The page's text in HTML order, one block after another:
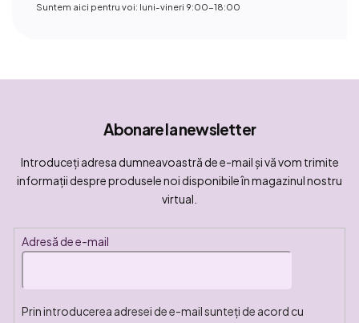
Suntem aici pentru voi: luni-vineri 9:00-18:00
Abonare la newsletter
Introduceţi adresa dumneavoastră de e-mail şi vă vom trimite
informaţii despre produsele noi disponibile în magazinul nostru
virtual.
Adresă de e-mail
Prin introducerea adresei de e-mail sunteți de acord cu